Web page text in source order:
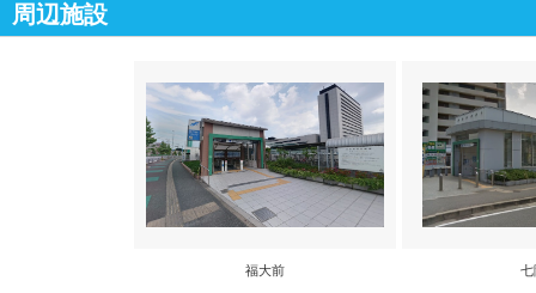
周辺施設
福大前 七